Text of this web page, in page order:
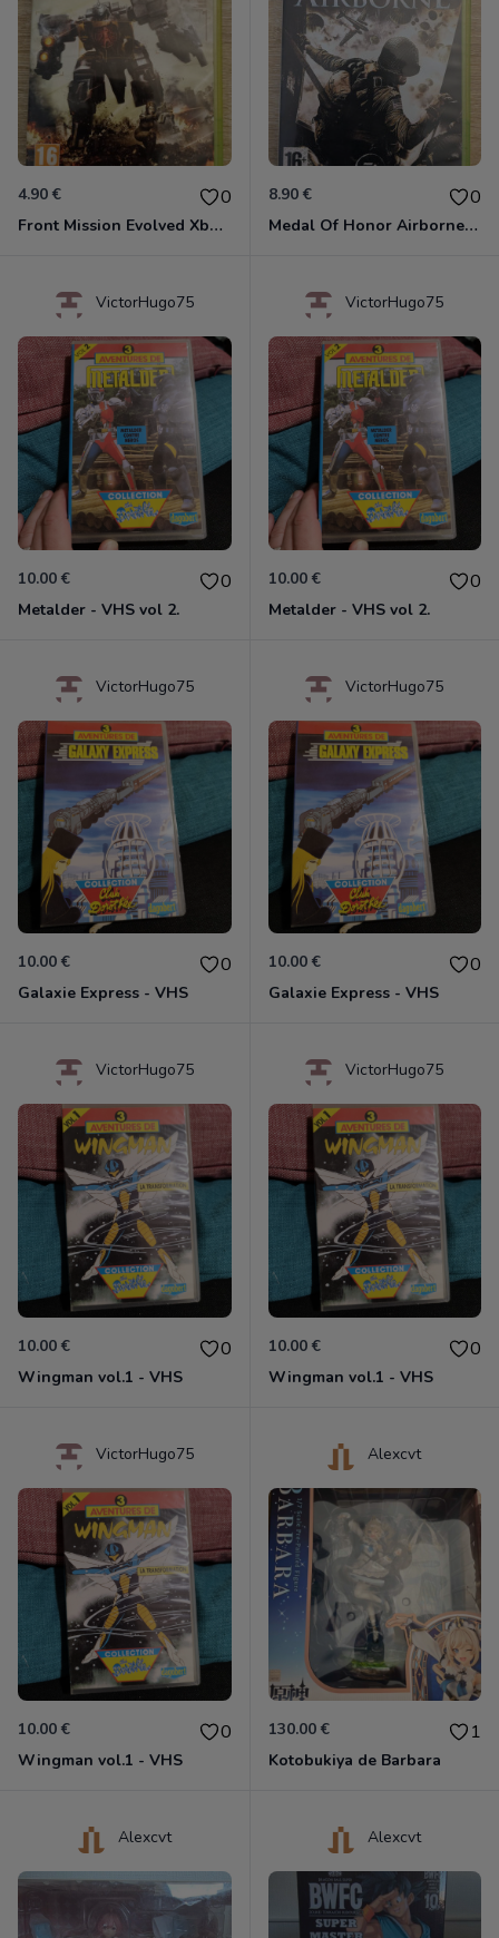
4.90 € 0
Front Mission Evolved Xbox 360
8.90 € 0
Medal Of Honor Airborne Xbox 360
VictorHugo75
10.00 € 0
Metalder - VHS vol 2.
VictorHugo75
10.00 € 0
Metalder - VHS vol 2.
VictorHugo75
10.00 € 0
Galaxie Express - VHS
VictorHugo75
10.00 € 0
Galaxie Express - VHS
VictorHugo75
10.00 € 0
Wingman vol.1 - VHS
VictorHugo75
10.00 € 0
Wingman vol.1 - VHS
VictorHugo75
10.00 € 0
Wingman vol.1 - VHS
Alexcvt
130.00 € 1
Kotobukiya de Barbara
Alexcvt Alexcvt